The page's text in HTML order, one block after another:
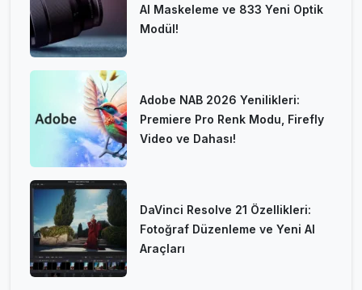
AI Maskeleme ve 833 Yeni Optik
Modül!
Adobe NAB 2026 Yenilikleri:
Premiere Pro Renk Modu, Firefly
Video ve Dahası!
DaVinci Resolve 21 Özellikleri:
Fotoğraf Düzenleme ve Yeni AI
Araçları